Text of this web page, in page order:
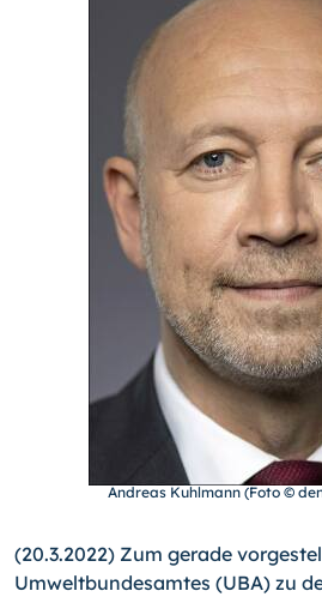
Andreas Kuhlmann (Foto ©
(20.3.2022) Zum gerade
Umweltbundesamtes (UBA) zu